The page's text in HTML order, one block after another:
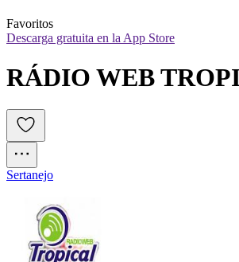
Favoritos
Descarga gratuita en la App Store
RÁDIO WEB
Sertanejo